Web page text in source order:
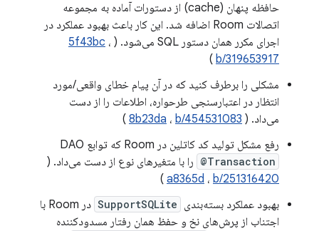
حافظه پنهان (cache) از دستورات آماده به مجموعه
اتصالات Room اضافه شد. این کار باعث بهبود عملکرد در
اجرای مکرر همان دستور SQL می‌شود. (
5f43bc ،
b/319653917
)
مشکلی را برطرف کنید که در آن پیام خطای واقعی/مورد
انتظار در اعتبارسنجی طرحواره، اطلاعات را از دست
می‌داد. (
8b23da ، b/454531083
)
رفع مشکل تولید کد کاتلین در Room که توابع DAO
@Transaction را با متغیرهای نوع از دست می‌داد. (
a8365d ، b/251316420
)
بهبود عملکرد بسته‌بندی SupportSQLite
در Room با
اجتناب از پرش‌های نخ و حفظ همان رفتار مسدودکننده